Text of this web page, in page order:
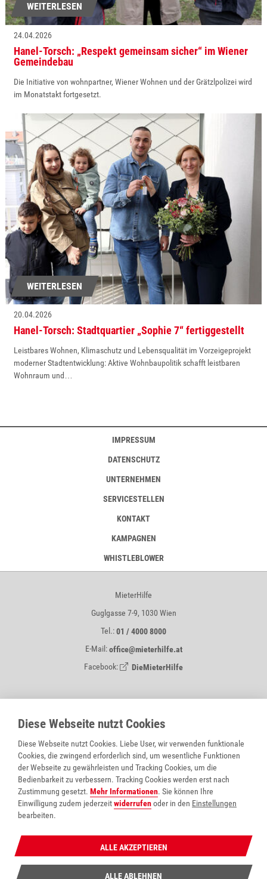
WEITERLESEN
24.04.2026
Hanel-Torsch: „Respekt gemeinsam sicher“ im Wiener
Gemeindebau
Die Initiative von wohnpartner, Wiener Wohnen und der Grätzlpolizei wird
im Monatstakt fortgesetzt.
WEITERLESEN
20.04.2026
Hanel-Torsch: Stadtquartier „Sophie 7“ fertiggestellt
Leistbares Wohnen, Klimaschutz und Lebensqualität im Vorzeigeprojekt
moderner Stadtentwicklung: Aktive Wohnbaupolitik schafft leistbaren
Wohnraum und…
IMPRESSUM
DATENSCHUTZ
UNTERNEHMEN
SERVICESTELLEN
KONTAKT
KAMPAGNEN
WHISTLEBLOWER
MieterHilfe
Guglgasse 7-9, 1030 Wien
Tel.:01 / 4000 8000
E-Mail:office@mieterhilfe.at
Facebook:
DieMieterHilfe
wohnpartner
wohnen.wien.at
Diese Webseite nutzt Cookies
Diese Webseite nutzt Cookies. Liebe User, wir verwenden funktionale
Cookies, die zwingend erforderlich sind, um wesentliche Funktionen
der Webseite zu gewährleisten und Tracking Cookies, um die
Bedienbarkeit zu verbessern. Tracking Cookies werden erst nach
Zustimmung gesetzt. Mehr Informationen. Sie können Ihre
Einwilligung zudem jederzeitwiderrufenoder in den Einstellungen
bearbeiten.
ALLE AKZEPTIEREN
ALLE ABLEHNEN